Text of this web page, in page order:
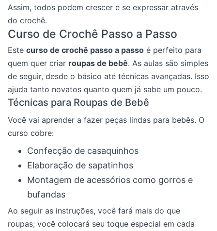
Assim, todos podem crescer e se expressar através
do crochê.
Curso de Crochê Passo a Passo
Este curso de crochê passo a passo é perfeito para
quem quer criar roupas de bebê. As aulas são simples
de seguir, desde o básico até técnicas avançadas. Isso
ajuda tanto novatos quanto quem já sabe um pouco.
Técnicas para Roupas de Bebê
Você vai aprender a fazer peças lindas para bebês. O
curso cobre:
Confecção de casaquinhos
Elaboração de sapatinhos
Montagem de acessórios como gorros e
bufandas
Ao seguir as instruções, você fará mais do que
roupas; você colocará seu toque especial em cada